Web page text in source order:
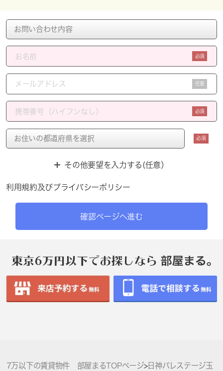
必須
任意
必須
必須
その他要望を入力する(任意）
利用規約及びプライバシーポリシー
確認ページへ進む
7万以下の賃貸物件 部屋まるTOPページ>日神パレステージ玉